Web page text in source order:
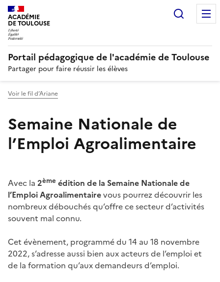
ACADÉMIE
DE TOULOUSE
Portail pédagogique de l'académie de Toulouse
Partager pour faire réussir les élèves
Voir le fil d’Ariane
Semaine Nationale de
l’Emploi Agroalimentaire
Avec la 2ème édition de la Semaine Nationale de
l’Emploi Agroalimentairevous pourrez découvrir les
nombreux débouchés qu’offre ce secteur d’activités
souvent mal connu.
Cet évènement, programmé du 14 au 18 novembre
2022, s’adresse aussi bien aux acteurs de l’emploi et
de la formation qu’aux demandeurs d’emploi.